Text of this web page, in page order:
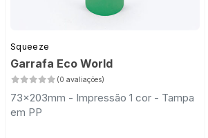
Squeeze
Garrafa Eco World
(0 avaliações)
73x203mm - Impressão 1 cor - Tampa
em PP